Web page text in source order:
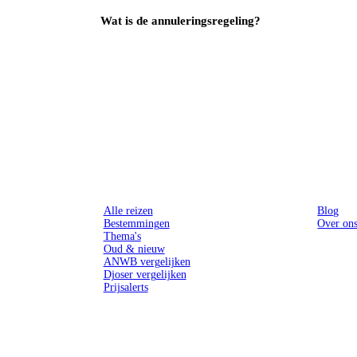
Wat is de annuleringsregeling?
Alle reizen
Bestemmingen
Thema's
Oud & nieuw
ANWB vergelijken
Djoser vergelijken
Prijsalerts
Blog
Over ons